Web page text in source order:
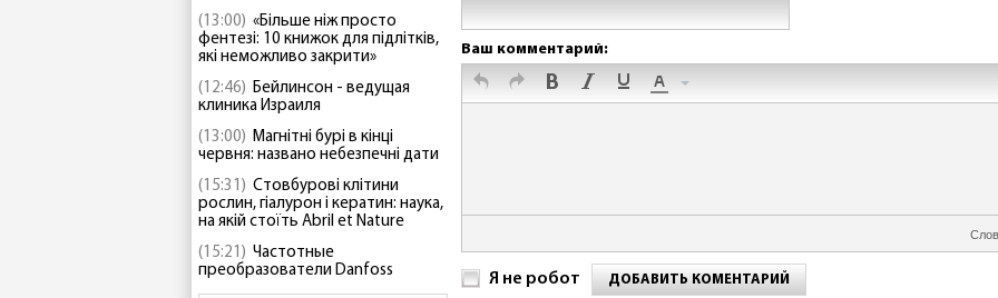
(13:00) «Більше ніж просто
фентезі: 10 книжок для підлітків,
які неможливо закрити»
(12:46) Бейлинсон - ведущая
клиника Израиля
(13:00) Магнітні бурі в кінці
червня: названо небезпечні дати
(15:31) Стовбурові клітини
рослин, гіалурон і кератин: наука,
на якій стоїть Abril et Nature
(15:21) Частотные
преобразователи Danfoss
Ваш комментарий:
Я не робот ДОБАВИТЬ КОМЕНТАРИЙ